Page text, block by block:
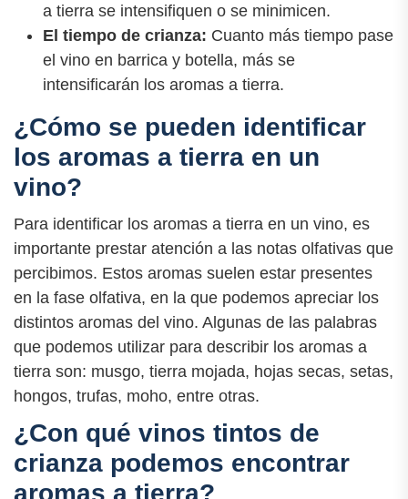
a tierra se intensifiquen o se minimicen.
El tiempo de crianza: Cuanto más tiempo pase
el vino en barrica y botella, más se
intensificarán los aromas a tierra.
¿Cómo se pueden identificar
los aromas a tierra en un
vino?
Para identificar los aromas a tierra en un vino, es
importante prestar atención a las notas olfativas que
percibimos. Estos aromas suelen estar presentes
en la fase olfativa, en la que podemos apreciar los
distintos aromas del vino. Algunas de las palabras
que podemos utilizar para describir los aromas a
tierra son: musgo, tierra mojada, hojas secas, setas,
hongos, trufas, moho, entre otras.
¿Con qué vinos tintos de
crianza podemos encontrar
aromas a tierra?